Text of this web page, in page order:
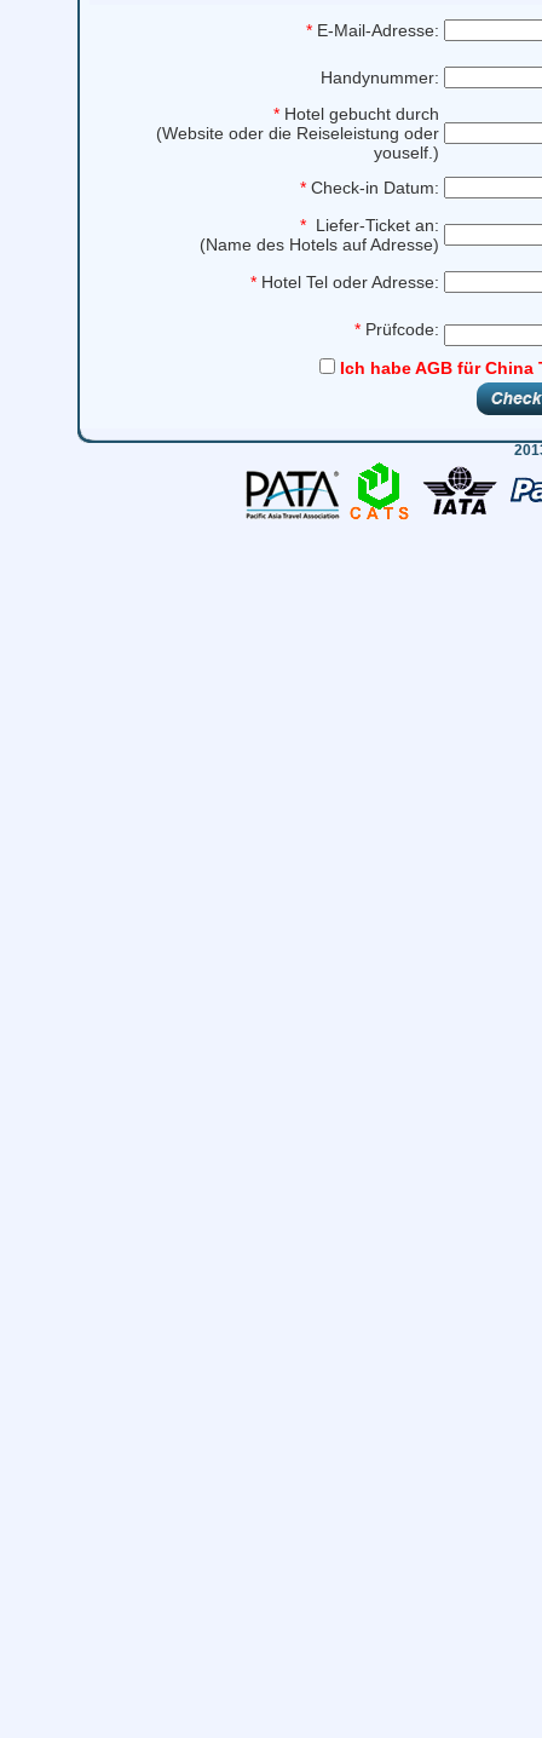
* E-Mail-Adresse:
Handynummer:
* Hotel gebucht durch
(Website oder die Reiseleistung oder
youself.)
* Check-in Datum:
* Liefer-Ticket an:
(Name des Hotels auf Adresse)
* Hotel Tel oder Adresse:
* Prüfcode:
Ich habe AGB für